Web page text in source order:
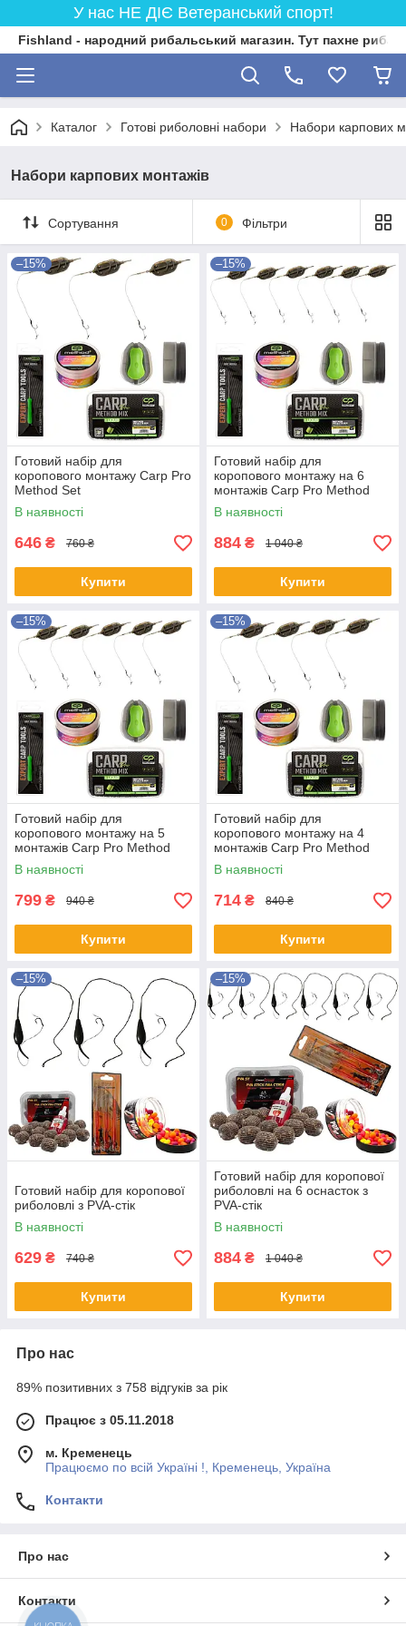
У нас НЕ ДІЄ Ветеранський спорт!
Fishland - народний рибальський магазин. Тут пахне
Каталог Готові риболовні набори Набори карпових
Набори карпових монтажів
Сортування 0 Фільтри
–15%
Готовий набір для
коропового монтажу Carp Pro
Method Set
В наявності
646 ₴ 760 ₴
Купити
–15%
Готовий набір для
коропового монтажу на 6
монтажів Carp Pro Method
Set
В наявності
884 ₴ 1 040 ₴
Купити
–15%
Готовий набір для
коропового монтажу на 5
монтажів Carp Pro Method
Set
В наявності
799 ₴ 940 ₴
Купити
–15%
Готовий набір для
коропового монтажу на 4
монтажів Carp Pro Method
Set
В наявності
714 ₴ 840 ₴
Купити
–15%
Готовий набір для коропової
риболовлі з PVA-стік
В наявності
629 ₴ 740 ₴
Купити
–15%
Готовий набір для коропової
риболовлі на 6 оснасток з
PVA-стік
В наявності
884 ₴ 1 040 ₴
Купити
Про нас
89% позитивних з 758 відгуків за рік
Працює з 05.11.2018
м. Кременець
Працюємо по всій Україні !, Кременець, Україна
Контакти
Про нас
Контакти